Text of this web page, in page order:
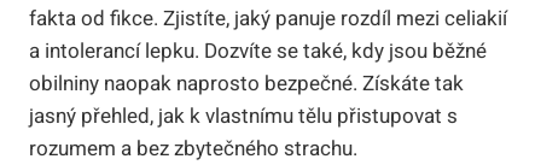
fakta od fikce. Zjistíte, jaký panuje rozdíl mezi celiakií
a intolerancí lepku. Dozvíte se také, kdy jsou běžné
obilniny naopak naprosto bezpečné. Získáte tak
jasný přehled, jak k vlastnímu tělu přistupovat s
rozumem a bez zbytečného strachu.